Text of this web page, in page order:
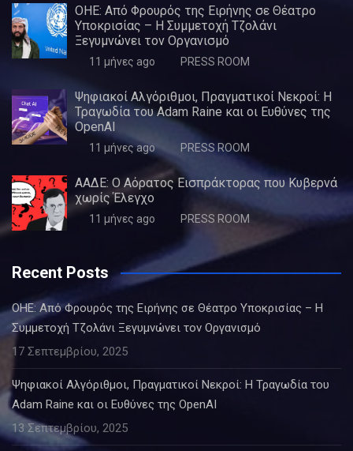
ΟΗΕ: Από Φρουρός της Ειρήνης σε Θέατρο
Υποκρισίας – Η Συμμετοχή Τζολάνι
Ξεγυμνώνει τον Οργανισμό
11 μήνες ago PRESS ROOM
Ψηφιακοί Αλγόριθμοι, Πραγματικοί Νεκροί: Η
Τραγωδία του Adam Raine και οι Ευθύνες της
OpenAI
11 μήνες ago PRESS ROOM
ΑΑΔΕ: Ο Αόρατος Εισπράκτορας που Κυβερνά
χωρίς Έλεγχο
11 μήνες ago PRESS ROOM
Recent Posts
ΟΗΕ: Από Φρουρός της Ειρήνης σε Θέατρο Υποκρισίας – Η
Συμμετοχή Τζολάνι Ξεγυμνώνει τον Οργανισμό
17 Σεπτεμβρίου, 2025
Ψηφιακοί Αλγόριθμοι, Πραγματικοί Νεκροί: Η Τραγωδία του
Adam Raine και οι Ευθύνες της OpenAI
13 Σεπτεμβρίου, 2025